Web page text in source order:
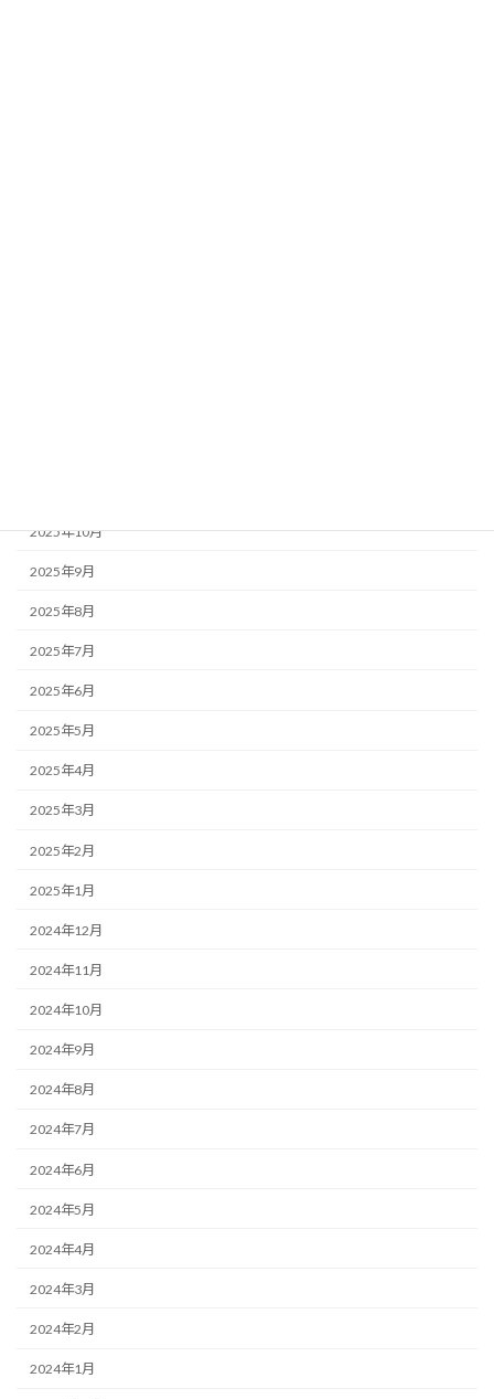
2025年10月
2025年9月
2025年8月
2025年7月
2025年6月
2025年5月
2025年4月
2025年3月
2025年2月
2025年1月
2024年12月
2024年11月
2024年10月
2024年9月
2024年8月
2024年7月
2024年6月
2024年5月
2024年4月
2024年3月
2024年2月
2024年1月